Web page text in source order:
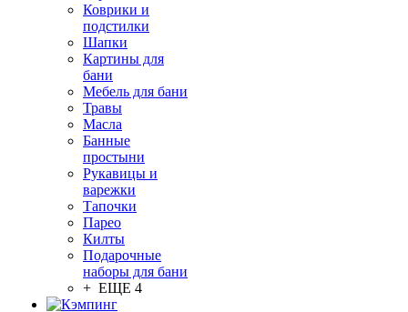
Коврики и
подстилки
Шапки
Картины для
бани
Мебель для бани
Травы
Масла
Банные
простыни
Рукавицы и
варежки
Тапочки
Парео
Килты
Подарочные
наборы для бани
+ ЕЩЕ 4